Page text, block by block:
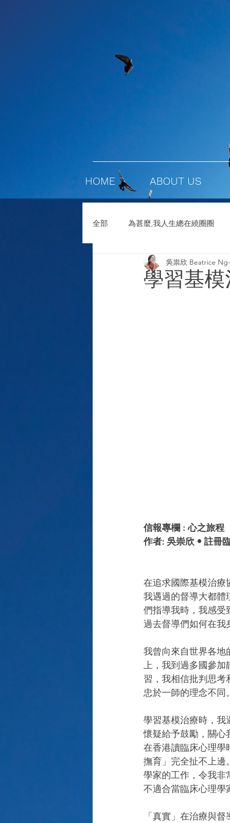
HOME ABOUT US
全部 為甚麼,我人生總在繞圈圈
2020 column 2019 column
學習基
吳祟欣 Beatrice
信報專欄 : 心之旅程
作者: 吳崇欣 • 註冊
在追求國際基模治療
我遇過的督導大都
們指導我時，我感受
過去督導們如何在我
我曾向來自世界各地
上，我到過多國參加
習，我相信批判思
忠於一師的理念不同。
學習基模治療時，我
懷疑給予鼓勵，關心
在香港讀臨床心理學
撫育」完全扯不上邊
學家的工作，令我非
不適合當臨床心理學
「真實」在治療與